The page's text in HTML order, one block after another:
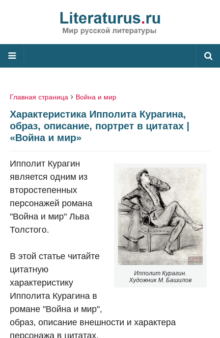
Главная страница Война и мир
Характеристика Ипполита Курагина,
образ, описание, портрет в цитатах |
«Война и мир»
Ипполит Курагин.
Художник М. Башилов
Ипполит Курагин
является одним из
второстепенных
персонажей романа
"Война и мир" Льва
Толстого.
В этой статье читайте
цитатную
характеристику
Ипполита Курагина в
романе "Война и мир",
образ, описание внешности и характера
персонажа в цитатах.